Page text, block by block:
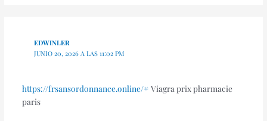
EDWINLER
JUNIO 20, 2026 A LAS 11:02 PM
https://frsansordonnance.online/# Viagra prix pharmacie
paris